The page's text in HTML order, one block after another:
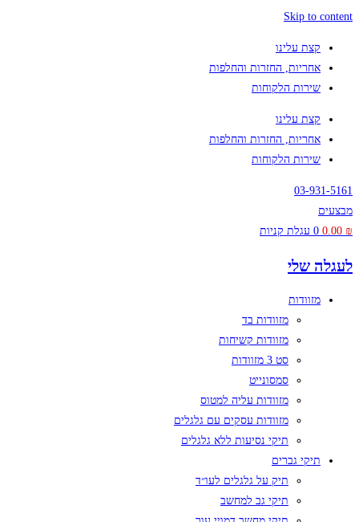
Skip to content
קצת עלינו
אחריות, החזרות והחלפות
שירות הלקוחות
קצת עלינו
אחריות, החזרות והחלפות
שירות הלקוחות
03-931-5161
מבצעים
0.00 ₪
0 עגלת קניות
לעגלה שלי
מזוודות
מזוודות בד
מזוודות קשיחות
סט 3 מזוודות
סמסונייט
מזוודות עליה למטוס
מזוודות עסקים עם גלגלים
תיקי נסיעות ללא גלגלים
תיקי גברים
תיק על גלגלים לעו״ד
תיקי גב למחשב